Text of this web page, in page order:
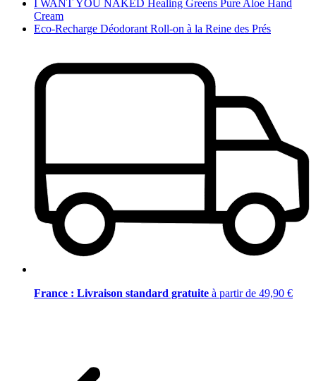
I WANT YOU NAKED Healing Greens Pure Aloe Hand
Cream
Eco-Recharge Déodorant Roll-on à la Reine des Prés
France : Livraison standard gratuite à partir de 49,90 €